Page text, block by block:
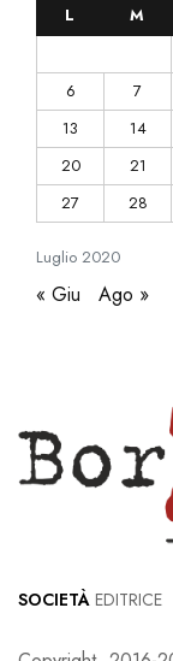
Luglio 2020
L M
6
7
13
14
20
21
27
28
« Giu Ago »
SOCIETÀ EDITRICE